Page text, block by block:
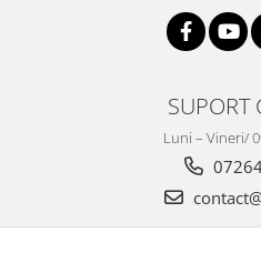
SUPORT
Luni – Vineri/